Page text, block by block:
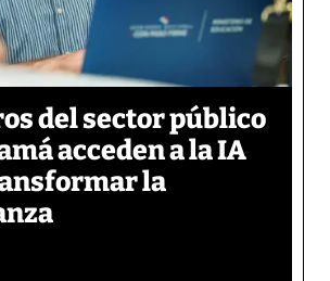
del sector público
acceden a la IA
la